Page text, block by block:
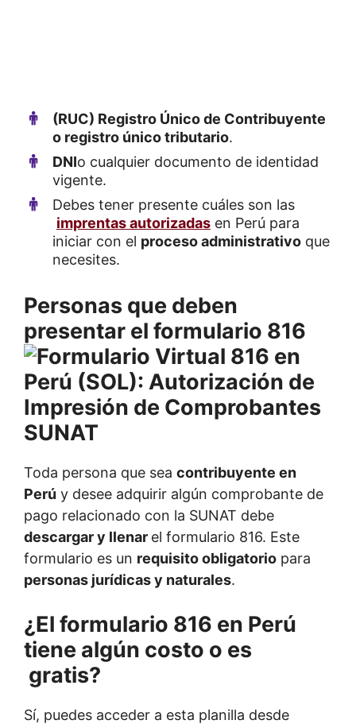
(RUC) Registro Único de Contribuyente
o registro único tributario.
DNIo cualquier documento de identidad
vigente.
Debes tener presente cuáles son las
imprentas autorizadas en Perú para
iniciar con el proceso administrativo que
necesites.
Personas que deben
presentar el formulario 816
Toda persona que sea contribuyente en
Perú y desee adquirir algún comprobante de
pago relacionado con la SUNAT debe
descargar y llenar el formulario 816. Este
formulario es un requisito obligatorio para
personas jurídicas y naturales.
¿El formulario 816 en Perú
tiene algún costo o es
gratis?
Sí, puedes acceder a esta planilla desde